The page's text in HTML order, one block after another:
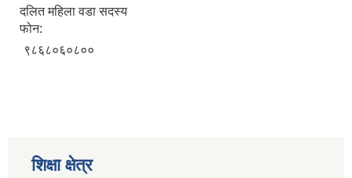
दलित महिला वडा सदस्य
फोन:
९८६८०६०८००
शिक्षा क्षेत्र